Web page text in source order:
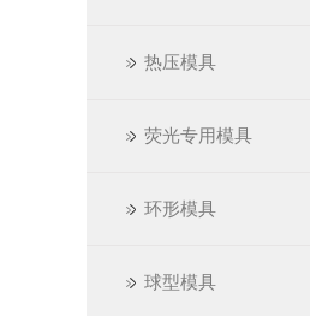
热压模具
荧光专用模具
环形模具
球型模具